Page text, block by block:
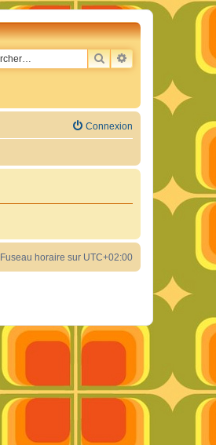
RECHERCHER
RECHERCHE
Connexion
Fuseau horaire sur UTC+02:00